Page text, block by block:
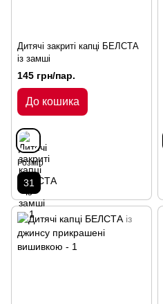
Дитячі закриті капці БЕЛСТА
із замші
145 грн/пар.
До кошика
Розмір
31